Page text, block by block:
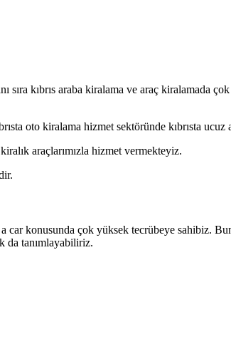
kıbrıs araba kiralama ve araç kiralamada
oto kiralama hizmet sektöründe kıbrısta
araçlarımızla hizmet vermekteyiz.
konusunda çok yüksek tecrübeye sahibiz.
da tanımlayabiliriz.